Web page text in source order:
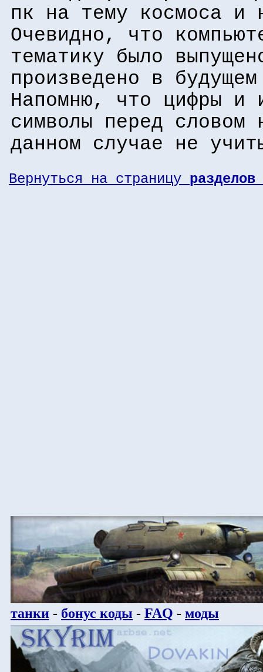
пк на тему космоса и
Очевидно, что
тематику было
произведено в
Напомню, что цифры и
символы перед
данном случае не
Вернуться на страницу
танки - бонус коды - FAQ - моды